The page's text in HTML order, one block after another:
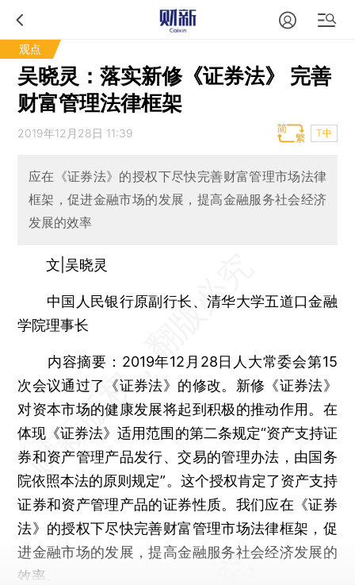
观点
吴晓灵：落实新修《证券法》 完善
财富管理法律框架
2019年12月28日 11:39 T中
应在《证券法》的授权下尽快完善财富管理市场法律
框架，促进金融市场的发展，提高金融服务社会经济
发展的效率
文|吴晓灵
中国人民银行原副行长、清华大学五道口金融
学院理事长
内容摘要：2019年12月28日人大常委会第15
次会议通过了《证券法》的修改。新修《证券法》
对资本市场的健康发展将起到积极的推动作用。在
体现《证券法》适用范围的第二条规定“资产支持证
券和资产管理产品发行、交易的管理办法，由国务
院依照本法的原则规定”。这个授权肯定了资产支持
证券和资产管理产品的证券性质。我们应在《证券
法》的授权下尽快完善财富管理市场法律框架，促
进金融市场的发展，提高金融服务社会经济发展的
效率。